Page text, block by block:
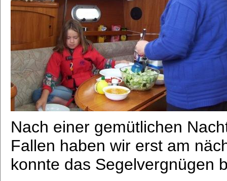
Nach einer gemütlichen
Fallen haben wir erst am
konnte das Segelvergnügen